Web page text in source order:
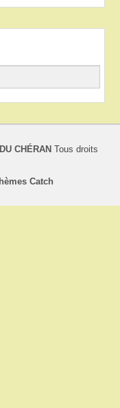
CHÉRANTous droits
Catch